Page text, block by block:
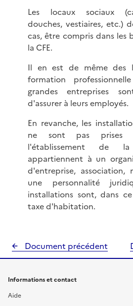
Les locaux sociaux
douches, vestiaires, etc.)
cas, être compris dans les
la CFE.
Il en est de même des
formation
grandes entreprises
d'assurer à leurs employés.
En revanche, les
ne sont pas prises
l'établissement de
appartiennent à un
d'entreprise, association,
une personnalité
installations sont, dans
taxe d'habitation.
Document précédent
Informations et contact
Aide